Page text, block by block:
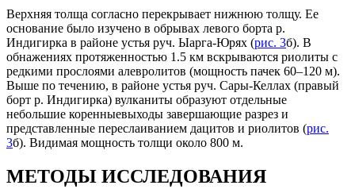
Верхняя толща согласно перекрывает нижнюю толщу. Ее
основание было изучено в обрывах левого борта р.
Индигирка в районе устья руч. Ыарга-Юрях (рис. 3б). В
обнажениях протяженностью 1.5 км вскрываются риолиты с
редкими прослоями алевролитов (мощность пачек 60–120 м).
Выше по течению, в районе устья руч. Сары-Келлах (правый
борт р. Индигирка) вулканиты образуют отдельные
небольшие коренныевыходы завершающие разрез и
представленные переслаиванием дацитов и риолитов (рис.
3б). Видимая мощность толщи около 800 м.
МЕТОДЫ ИССЛЕДОВАНИЯ